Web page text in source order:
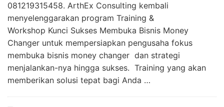
081219315458. ArthEx Consulting kembali
menyelenggarakan program Training &
Workshop Kunci Sukses Membuka Bisnis Money
Changer untuk mempersiapkan pengusaha fokus
membuka bisnis money changer dan strategi
menjalankan-nya hingga sukses. Training yang akan
memberikan solusi tepat bagi Anda …